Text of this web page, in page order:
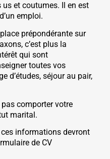
us et coutumes. Il en est
emploi.
prépondérante sur
c’est plus la
qui sont
toutes vos
d’études, séjour au pair,
pas comporter votre
marital.
ces informations devront
de CV